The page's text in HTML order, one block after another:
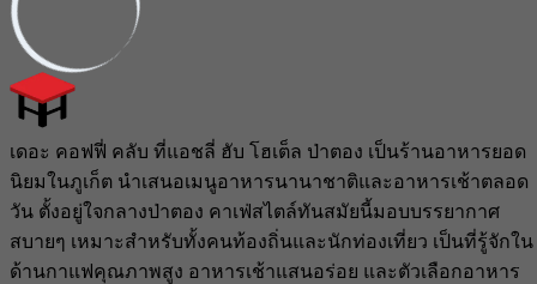
เดอะ คอฟฟี่ คลับ ที่แอชลี่ ฮับ โฮเต็ล ป่าตอง เป็นร้านอาหารยอด
นิยมในภูเก็ต นำเสนอเมนูอาหารนานาชาติและอาหารเช้าตลอด
วัน ตั้งอยู่ใจกลางป่าตอง คาเฟ่สไตล์ทันสมัยนี้มอบบรรยากาศ
สบายๆ เหมาะสำหรับทั้งคนท้องถิ่นและนักท่องเที่ยว เป็นที่รู้จักใน
ด้านกาแฟคุณภาพสูง อาหารเช้าแสนอร่อย และตัวเลือกอาหาร